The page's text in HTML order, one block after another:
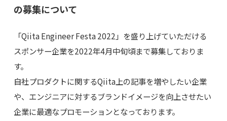
の募集について
「Qiita Engineer Festa 2022」を盛り上げていただける
スポンサー企業を2022年4月中旬頃まで募集しておりま
す。
自社プロダクトに関するQiita上の記事を増やしたい企業
や、エンジニアに対するブランドイメージを向上させたい
企業に最適なプロモーションとなっております。